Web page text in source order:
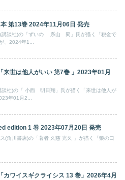
第13巻 2024年11月06日 発売
(講談社)の「ずいの 系山 冏」氏が描く「税金で
、2024年1...
来世は他人がいい 第7巻 」2023年01月
談社)の「 小西 明日翔」氏が描く「来世は他人が
年01月2...
edition 1 巻 2023年07月20日 発売
書店)の「著者 久慈 光久 」が描く『狼の口
カワイスギクライシス 13 巻」2026年4月